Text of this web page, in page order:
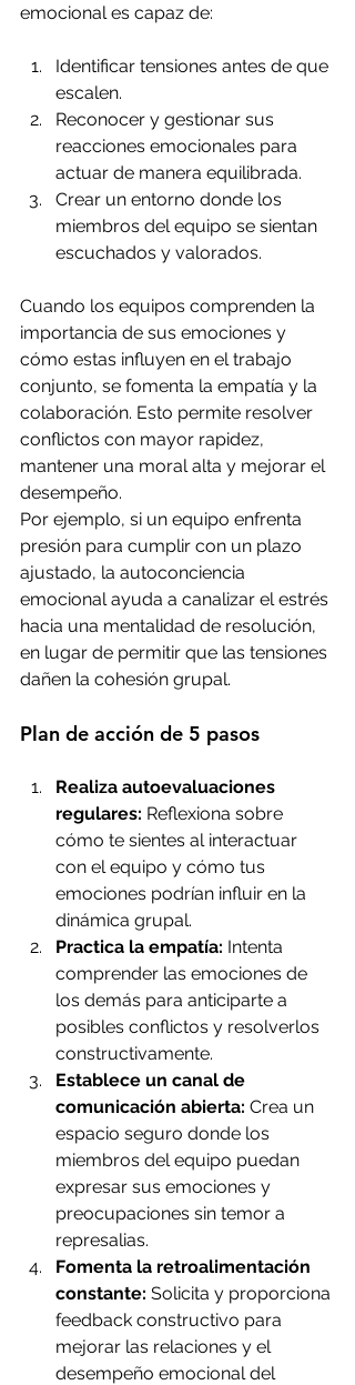
emocional es capaz de:
Identificar tensiones antes de que
escalen.
Reconocer y gestionar sus
reacciones emocionales para
actuar de manera equilibrada.
Crear un entorno donde los
miembros del equipo se sientan
escuchados y valorados.
Cuando los equipos comprenden la
importancia de sus emociones y
cómo estas influyen en el trabajo
conjunto, se fomenta la empatía y la
colaboración. Esto permite resolver
conflictos con mayor rapidez,
mantener una moral alta y mejorar el
desempeño.
Por ejemplo, si un equipo enfrenta
presión para cumplir con un plazo
ajustado, la autoconciencia
emocional ayuda a canalizar el estrés
hacia una mentalidad de resolución,
en lugar de permitir que las tensiones
dañen la cohesión grupal.
Plan de acción de 5 pasos
Realiza autoevaluaciones
regulares: Reflexiona sobre
cómo te sientes al interactuar
con el equipo y cómo tus
emociones podrían influir en la
dinámica grupal.
Practica la empatía: Intenta
comprender las emociones de
los demás para anticiparte a
posibles conflictos y resolverlos
constructivamente.
Establece un canal de
comunicación abierta: Crea un
espacio seguro donde los
miembros del equipo puedan
expresar sus emociones y
preocupaciones sin temor a
represalias.
Fomenta la retroalimentación
constante: Solicita y proporciona
feedback constructivo para
mejorar las relaciones y el
desempeño emocional del